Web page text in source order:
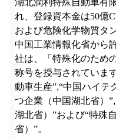
湖北潤利特殊自動車有
れ、登録資本金は50億
および危険化学物質タ
中国工業情報化省から
社は、「特殊化のため
称号を授与されています
動車生産”,“中国ハイテ
つ企業（中国湖北省）”,
湖北省）”および“特殊
省）”。